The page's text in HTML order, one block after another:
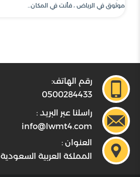
موثوق في الرياض ، فأنت في المكان..
رقم الهاتف:
0500284433
راسلنا عبر البريد :
info@lwmt4.com
العنوان :
المملكة العربية السعودية